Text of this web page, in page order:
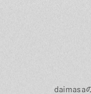
daimasa